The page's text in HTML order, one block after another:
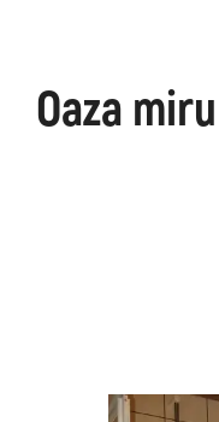
Oaza miru